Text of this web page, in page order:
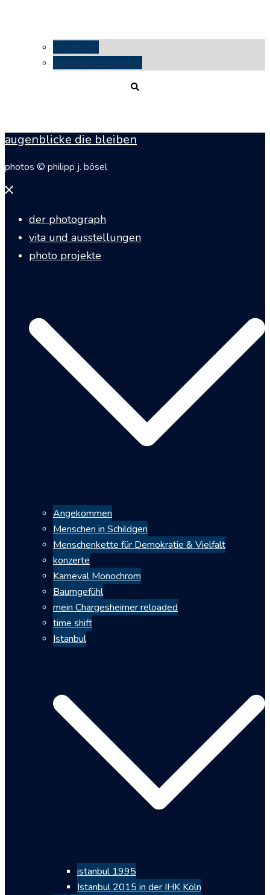
impressum
datenschutzerklärung
augenblicke die bleiben
photos © philipp j. bösel
Menü
der photograph
vita und ausstellungen
photo projekte
Angekommen
Menschen in Schildgen
Menschenkette für Demokratie & Vielfalt
konzerte
Karneval Monochrom
Baumgefühl
mein Chargesheimer reloaded
time shift
Istanbul
istanbul 1995
Istanbul 2015 in der IHK Köln